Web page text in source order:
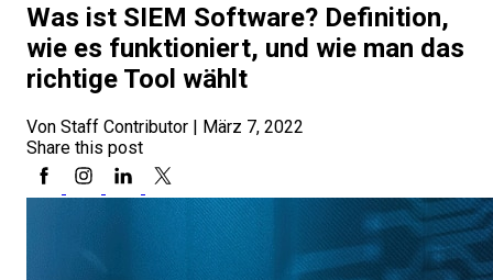
Was ist SIEM Software? Definition,
wie es funktioniert, und wie man das
richtige Tool wählt
Von Staff Contributor | März 7, 2022
Share this post